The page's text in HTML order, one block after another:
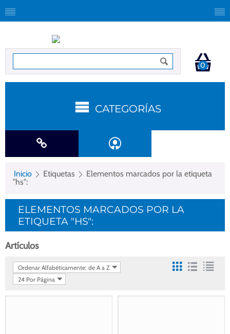
0
CATEGORÍAS
Inicio Etiquetas
Elementos marcados por la etiqueta
"hs":
ELEMENTOS MARCADOS POR LA
ETIQUETA "HS":
Artículos
Ordenar Alfabéticamente: de A a Z
24 Por Página